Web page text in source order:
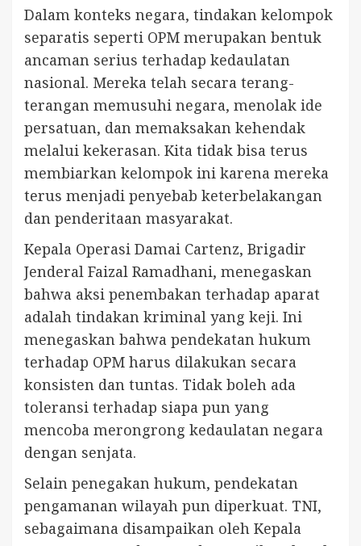
Dalam konteks negara, tindakan kelompok
separatis seperti OPM merupakan bentuk
ancaman serius terhadap kedaulatan
nasional. Mereka telah secara terang-
terangan memusuhi negara, menolak ide
persatuan, dan memaksakan kehendak
melalui kekerasan. Kita tidak bisa terus
membiarkan kelompok ini karena mereka
terus menjadi penyebab keterbelakangan
dan penderitaan masyarakat.
Kepala Operasi Damai Cartenz, Brigadir
Jenderal Faizal Ramadhani, menegaskan
bahwa aksi penembakan terhadap aparat
adalah tindakan kriminal yang keji. Ini
menegaskan bahwa pendekatan hukum
terhadap OPM harus dilakukan secara
konsisten dan tuntas. Tidak boleh ada
toleransi terhadap siapa pun yang
mencoba merongrong kedaulatan negara
dengan senjata.
Selain penegakan hukum, pendekatan
pengamanan wilayah pun diperkuat. TNI,
sebagaimana disampaikan oleh Kepala